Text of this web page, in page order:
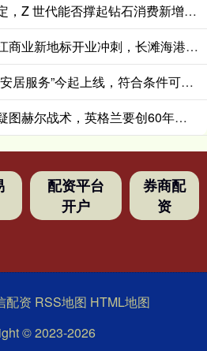
嘉汇优配 跳出婚嫁绑定，Z 世代能否撑起钻石消费新增量？
国鸣投资 上海宝山滨江商业新地标开业冲刺，长滩海港城今年底试营业
泰安配资 “新就业青年安居服务”今起上线，符合条件可优惠租赁保租房
顺市配资 特朗普也质疑图赫尔战术，英格兰要创60年最佳战绩困难重重
配资平台
开户
券商配
资
配资 RSS地图 HTML地图
© 2023-2026